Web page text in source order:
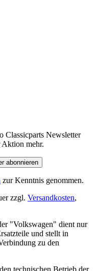
Classicparts Newsletter
Aktion mehr.
abonnieren
zur Kenntnis genommen.
zzgl. Versandkosten,
"Volkswagen" dient nur
und stellt in
zu den
technischen Betrieb der